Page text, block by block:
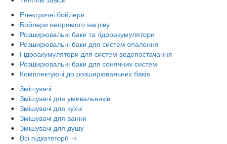
Електричні бойлери
Бойлери непрямого нагріву
Розширювальні баки та гідроакумулятори
Розширювальні баки для систем опалення
Гідроакумулятори для систем водопостачання
Розширювальні баки для сонячних систем
Комплектуючі до розширювальних баків
Змішувачі
Змішувачі для умивальників
Змішувачі для кухні
Змішувачі для ванни
Змішувачі для душу
Всі підкатегорії →